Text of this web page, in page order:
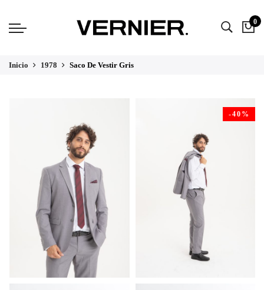
0
Inicio 1978 Saco De Vestir Gris
-40%